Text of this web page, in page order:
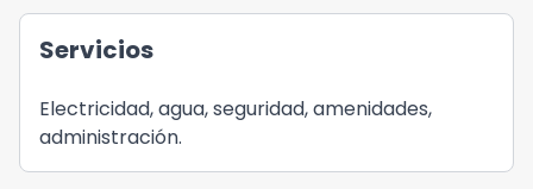
Servicios
Electricidad, agua, seguridad, amenidades,
administración.